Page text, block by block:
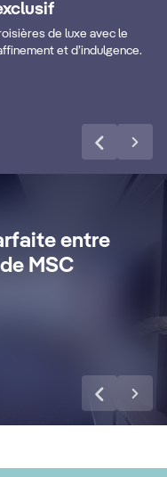
de luxe avec le
et d’indulgence.
entre
MSC
et
de majordome
des
et
privilèges.